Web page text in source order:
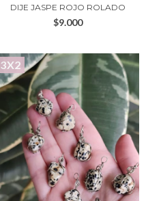
DIJE JASPE ROJO ROLADO
$9.000
3X2